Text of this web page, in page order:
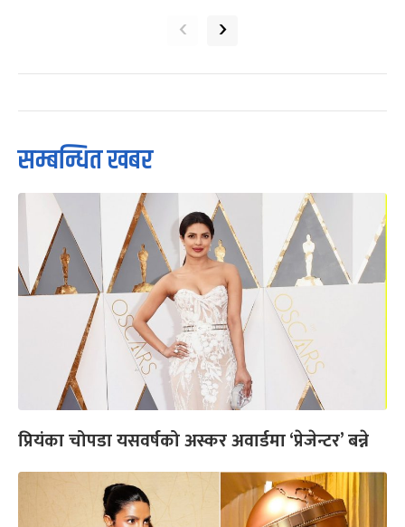
‹ ›
सम्बन्धित खबर
प्रियंका चोपडा यसवर्षको अस्कर अवार्डमा ‘प्रेजेन्टर’ बन्ने